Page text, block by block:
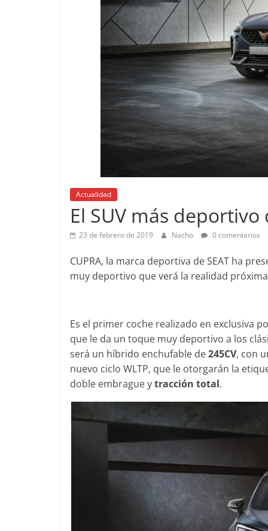
Actualidad
El SUV más deportivo
23 de febrero de 2019 Nacho 0 comentarios
CUPRA, la marca deportiva de SEAT ha
muy deportivo que verá la realidad
Es el primer coche realizado en exclusiva
que le da un toque muy deportivo a los
será un híbrido enchufable de245CV, con
nuevo ciclo WLTP, que le otorgarán la
doble embrague ytracción total.
probamos
EQ
Clásicos
Clase S
años de
Mercedes-
Llamada a
Mercedes
entre 2017-
4 de septiembre